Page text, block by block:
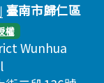
臺南市歸仁區
權
Wunhua